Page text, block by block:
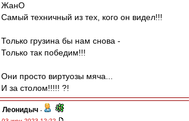
ЖанО
Самый техничный из тех, кого он видел!!!
Только грузина бы нам снова -
Только так победим!!!
Они просто виртуозы мяча...
И за столом!!!!! ?!
Леонидыч -